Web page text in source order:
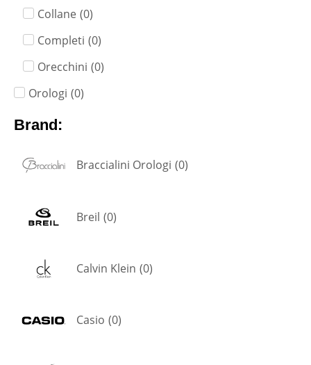
Collane (0)
Completi (0)
Orecchini (0)
Orologi (0)
Brand:
Braccialini Orologi (0)
Breil (0)
Calvin Klein (0)
Casio (0)